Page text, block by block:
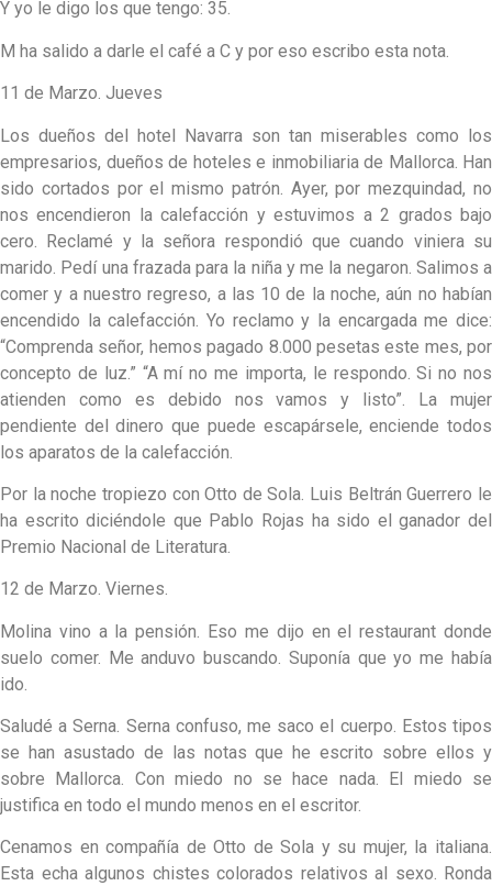
Y yo le digo los que tengo: 35.
M ha salido a darle el café a C y por eso escribo esta nota.
11 de Marzo. Jueves
Los dueños del hotel Navarra son tan miserables como los
empresarios, dueños de hoteles e inmobiliaria de Mallorca. Han
sido cortados por el mismo patrón. Ayer, por mezquindad, no
nos encendieron la calefacción y estuvimos a 2 grados bajo
cero. Reclamé y la señora respondió que cuando viniera su
marido. Pedí una frazada para la niña y me la negaron. Salimos a
comer y a nuestro regreso, a las 10 de la noche, aún no habían
encendido la calefacción. Yo reclamo y la encargada me dice:
“Comprenda señor, hemos pagado 8.000 pesetas este mes, por
concepto de luz.” “A mí no me importa, le respondo. Si no nos
atienden como es debido nos vamos y listo”. La mujer
pendiente del dinero que puede escapársele, enciende todos
los aparatos de la calefacción.
Por la noche tropiezo con Otto de Sola. Luis Beltrán Guerrero le
ha escrito diciéndole que Pablo Rojas ha sido el ganador del
Premio Nacional de Literatura.
12 de Marzo. Viernes.
Molina vino a la pensión. Eso me dijo en el restaurant donde
suelo comer. Me anduvo buscando. Suponía que yo me había
ido.
Saludé a Serna. Serna confuso, me saco el cuerpo. Estos tipos
se han asustado de las notas que he escrito sobre ellos y
sobre Mallorca. Con miedo no se hace nada. El miedo se
justifica en todo el mundo menos en el escritor.
Cenamos en compañía de Otto de Sola y su mujer, la italiana.
Esta echa algunos chistes colorados relativos al sexo. Ronda